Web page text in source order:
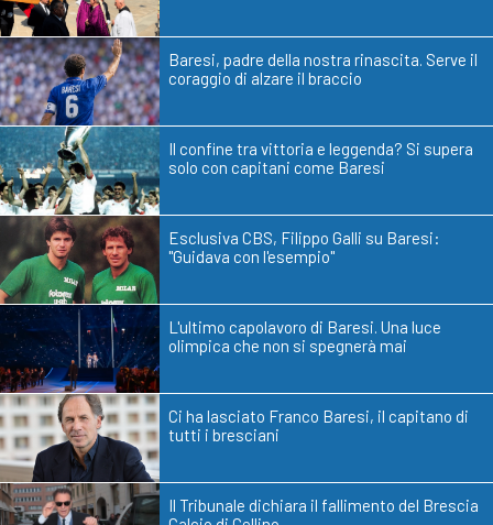
Baresi, padre della nostra rinascita. Serve il
coraggio di alzare il braccio
Il confine tra vittoria e leggenda? Si supera
solo con capitani come Baresi
Esclusiva CBS, Filippo Galli su Baresi:
"Guidava con l'esempio"
L'ultimo capolavoro di Baresi. Una luce
olimpica che non si spegnerà mai
Ci ha lasciato Franco Baresi, il capitano di
tutti i bresciani
Il Tribunale dichiara il fallimento del Brescia